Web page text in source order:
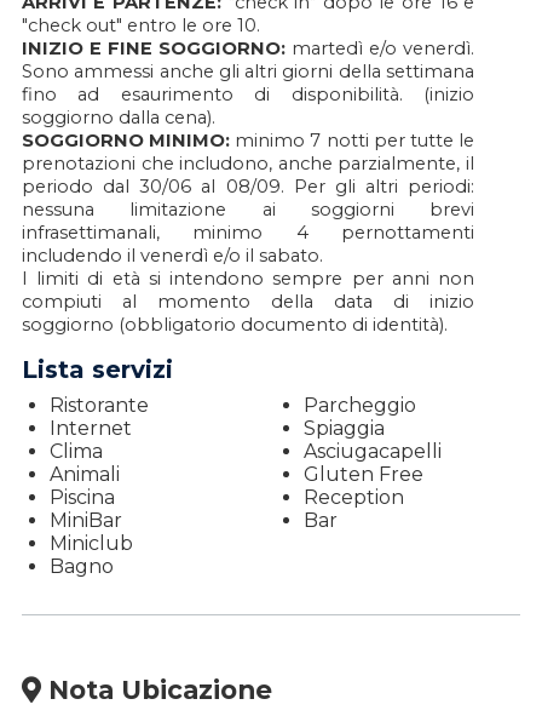
"check out" entro le ore 10.
INIZIO E FINE SOGGIORNO: martedì e/o venerdì.
Sono ammessi anche gli altri giorni della settimana
fino ad esaurimento di disponibilità. (inizio
soggiorno dalla cena).
SOGGIORNO MINIMO: minimo 7 notti per tutte le
prenotazioni che includono, anche parzialmente, il
periodo dal 30/06 al 08/09. Per gli altri periodi:
nessuna limitazione ai soggiorni brevi
infrasettimanali, minimo 4 pernottamenti
includendo il venerdì e/o il sabato.
I limiti di età si intendono sempre per anni non
compiuti al momento della data di inizio
soggiorno (obbligatorio documento di identità).
Lista servizi
Ristorante
Internet
Clima
Animali
Piscina
MiniBar
Parcheggio
Spiaggia
Asciugacapelli
Gluten Free
Reception
Bar
Miniclub
Bagno
Nota Ubicazione